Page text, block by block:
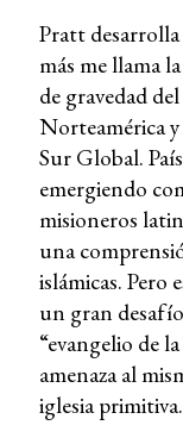
Pratt
más me llama
de gravedad
Norteamérica
Sur Global.
emergiendo
misioneros
una
islámicas. Pero
un gran
“evangelio de
amenaza al
iglesia primitiva.